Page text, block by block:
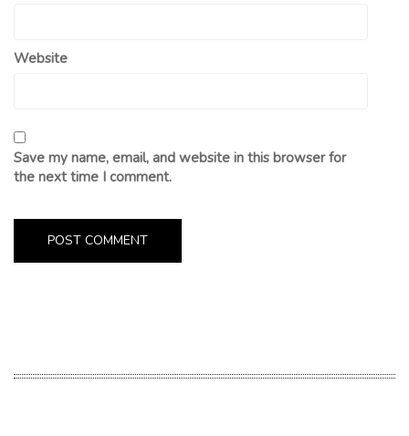
Website
Save my name, email, and website in this browser for
the next time I comment.